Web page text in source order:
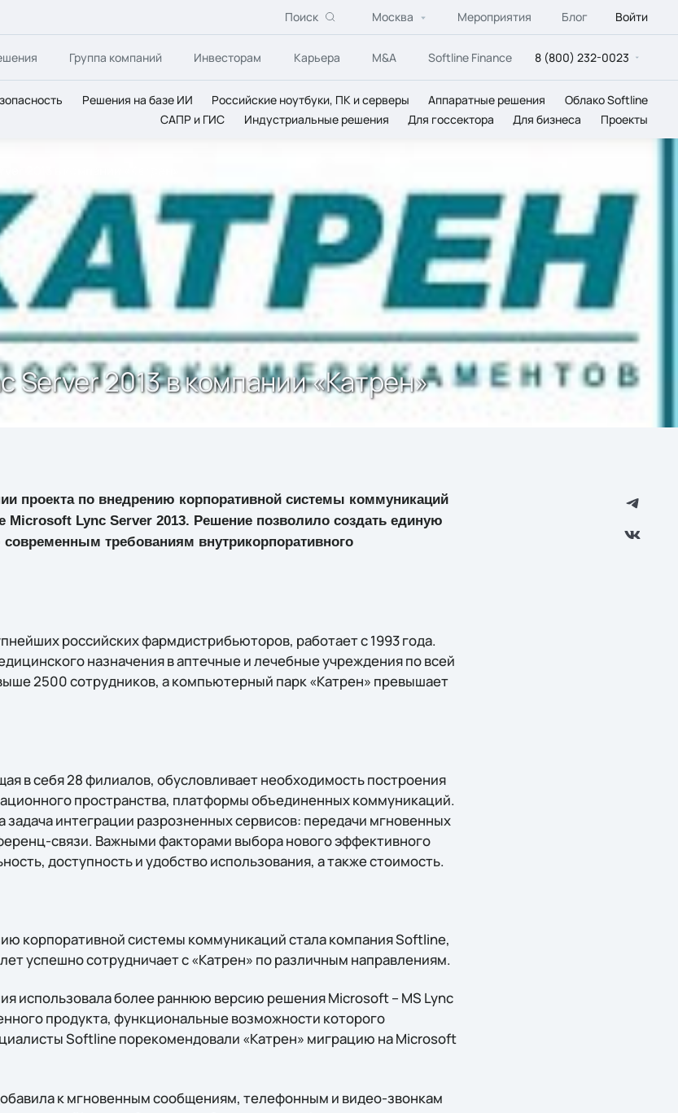
Поиск Москва Мероприятия Блог Войти
Группа компаний Инвесторам Карьера M&A Softline Finance 8 (800) 232-0023
Решения на базе ИИ Российские ноутбуки, ПК и серверы Аппаратные решения
Облако Softline
САПР и ГИС
Индустриальные решения Для госсектора Для бизнеса Проекты
2013 в компании «Катрен»
проекта по внедрению корпоративной системы коммуникаций
Microsoft Lync Server 2013. Решение позволило создать единую
требованиям внутрикорпоративного
российских фармдистрибьюторов, работает с 1993 года.
назначения в аптечные и лечебные учреждения по всей
2500 сотрудников, а компьютерный парк «Катрен» превышает
в себя 28 филиалов, обусловливает необходимость построения
пространства, платформы объединенных коммуникаций.
интеграции разрозненных сервисов: передачи мгновенных
связи. Важными факторами выбора нового эффективного
доступность и удобство использования, а также стоимость.
корпоративной системы коммуникаций стала компания Softline,
успешно сотрудничает с «Катрен» по различным направлениям.
использовала более раннюю версию решения Microsoft – MS Lync
продукта, функциональные возможности которого
Softline порекомендовали «Катрен» миграцию на Microsoft
к мгновенным сообщениям, телефонным и видео-звонкам